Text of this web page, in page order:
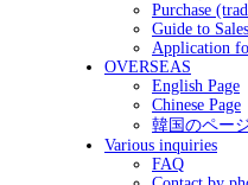
Purchase
Guide to
Application
OVERSEAS
English Page
Chinese Page
韓国のペー
Various inquiries
FAQ